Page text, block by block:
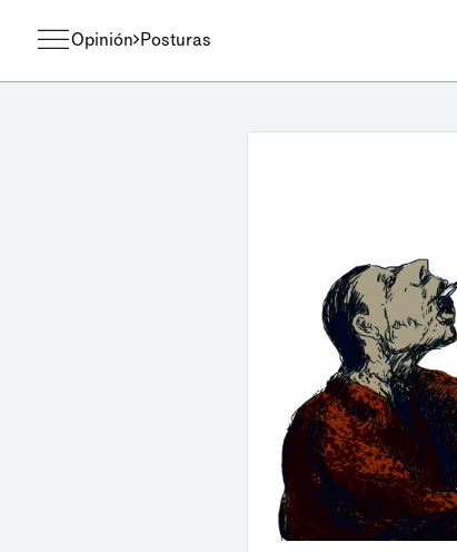
Opinión Posturas